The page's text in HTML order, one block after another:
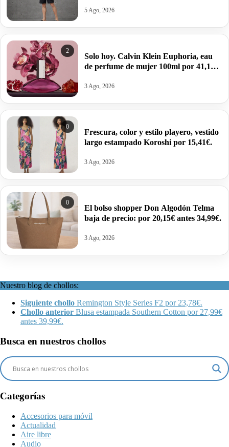
5 Ago, 2026
2
Solo hoy. Calvin Klein Euphoria, eau
de perfume de mujer 100ml por 41,12€
3 Ago, 2026
0
Frescura, color y estilo playero, vestido
largo estampado Koroshi por 15,41€.
3 Ago, 2026
0
El bolso shopper Don Algodón Telma
baja de precio: por 20,15€ antes 34,99€.
3 Ago, 2026
Nuestro blog de chollos:
Siguiente chollo Remington Style Series F2 por 23,78€.
Chollo anterior Blusa estampada Southern Cotton por 27,99€
antes 39,99€.
Busca en nuestros chollos
Categorías
Accesorios para móvil
Actualidad
Aire libre
Audio